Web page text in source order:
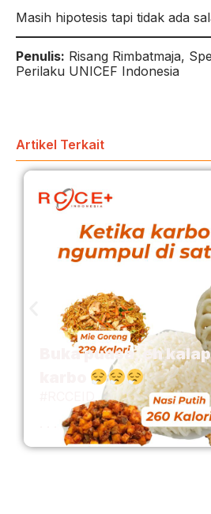
Masih hipotesis tapi tidak ada
Penulis: Risang Rimbatmaja,
Perilaku UNICEF Indonesia
Artikel Terkait
Buka puasa, eh
#RCCEID